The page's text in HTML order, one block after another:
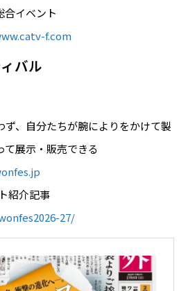
合イベント
f.com
バル
ず、自分たちが腕によりをかけて製
て展示・販売できる
紹介記事
27/